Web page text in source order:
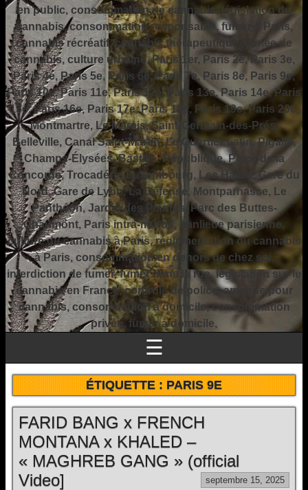
en public, consommation de cannabis, législation du
cannabis, consommation responsable, fumer à Paris,
cannabis récréatif, cannabis thérapeutique, fumée de
cannabis, culture urbaine, Paris 1er, Paris 2e, Paris 3e,
Paris 4e, Paris 5e, Paris 6e, Paris 7e, Paris 8e, Paris 9e,
Paris 10e, Paris 11e, Paris 12e, Paris 13e, Paris 14e, Paris
15e, Paris 16e, Paris 17e, Paris 18e, Paris 19e, Paris 20e,
Montmartre, Le Marais, Saint-Germain-des-Prés,
Belleville, Canal Saint-Martin, Le Quartier Latin, Pigalle,
Champs-Élysées, Bastille, République, Place de la
Concorde, Trocadéro, Luxembourg, Les Halles, Gare du
Nord, Gare de Lyon, La Défense, Montparnasse, Le
Panthéon, Jardin des Plantes, Parc des Buttes-
Chaumont, Paris intra-muros, banlieue parisienne,
culture du cannabis à Paris, réglementation du cannabis
à Paris, consommation en dehors de chez soi,
interdiction de fumer, fumer dans la rue, législation sur le
cannabis en France, contrôle de police, amende pour
cannabis, consommation à domicile, consommation
privée, fumer à domicile,
☰
ÉTIQUETTE :PARIS 9E
FARID BANG x FRENCH
MONTANA x KHALED –
« MAGHREB GANG » (official
Video]
septembre 15, 2025